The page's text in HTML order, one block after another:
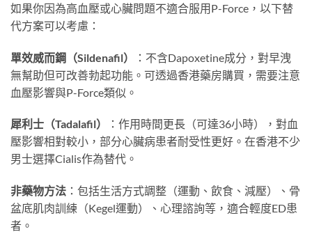
如果你因為高血壓或心臟問題不適合服用P-Force，以下替
代方案可以考慮：
單效威而鋼（Sildenafil）
：不含Dapoxetine成分，對早洩
無幫助但可改善勃起功能。可透過香港藥房購買，需要注意
血壓影響與P-Force類似。
犀利士（Tadalafil）
：作用時間更長（可達36小時），對血
壓影響相對較小，部分心臟病患者耐受性更好。在香港不少
男士選擇Cialis作為替代。
非藥物方法 ：包括生活方式調整（運動、飲食、減壓）、骨
盆底肌肉訓練（Kegel運動）、心理諮詢等，適合輕度ED患
者。